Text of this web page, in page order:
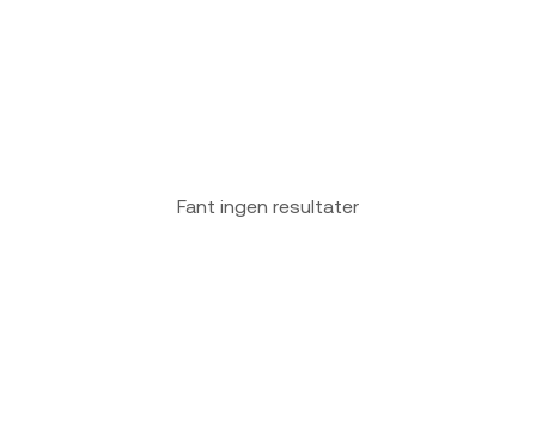
Fant ingen resultater